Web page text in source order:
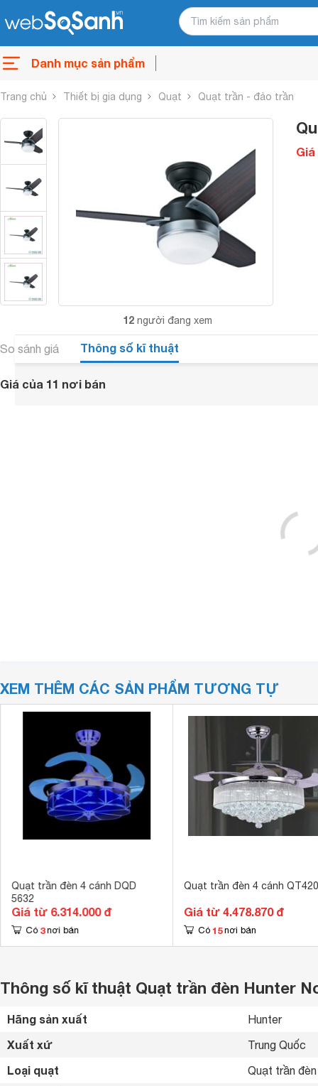
Danh mục sản phẩm
Trang chủ Thiết bị gia dụng Quạt Quạt trần - đảo trần
12 người đang xem
Giá
So sánh giá Thông số kĩ thuật
Giá của 11 nơi bán
XEM THÊM CÁC SẢN PHẨM TƯƠNG TỰ
Quạt trần đèn 4 cánh DQD
5632
Giá từ 6.314.000 đ
Có 3 nơi bán
Quạt trần đèn 4 cánh
Giá từ 4.478.870 đ
Có 15 nơi bán
Thông số kĩ thuật Quạt trần đèn Hunter
Hãng sản xuất Hunter
Xuất xứ Trung Quốc
Loại quạt Quạt trần